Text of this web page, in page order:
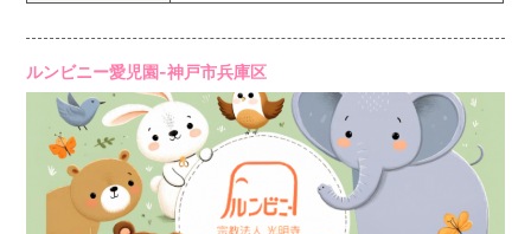
ルンビニー愛児園-神戸市兵庫区